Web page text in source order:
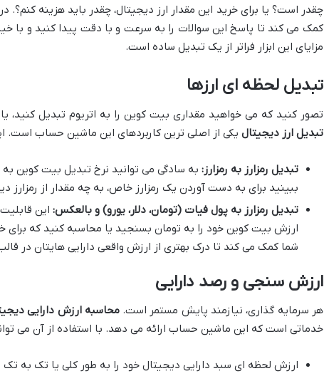
چقدر است؟ یا برای خرید این مقدار ارز دیجیتال، چقدر باید هزینه کنم؟.
کمک می کند تا پاسخ این سوالات را به سرعت و با دقت پیدا کنید و با
مزایای این ابزار فراتر از یک تبدیل ساده است.
تبدیل لحظه ای ارزها
تصور کنید که می خواهید مقداری بیت کوین را به اتریوم تبدیل کنید،
تبدیل ارز دیجیتال یکی از اصلی ترین کاربردهای این ماشین حساب است.
تبدیل رمزارز به رمزارز: به سادگی می توانید نرخ تبدیل بیت کوین به
ببینید برای به دست آوردن یک رمزارز خاص، به چه مقدار از رمزارز
تبدیل رمزارز به پول فیات (تومان، دلار، یورو) و بالعکس: این
ارزش بیت کوین خود را به تومان بسنجید یا محاسبه کنید که برای
شما کمک می کند تا درک بهتری از ارزش واقعی دارایی هایتان در
ارزش سنجی و رصد دارایی
هر سرمایه گذاری، نیازمند پایش مستمر است.محاسبه ارزش دارایی
خدماتی است که این ماشین حساب ارائه می دهد. با استفاده از آن می
ارزش لحظه ای سبد دارایی دیجیتال خود را به طور کلی یا تک به